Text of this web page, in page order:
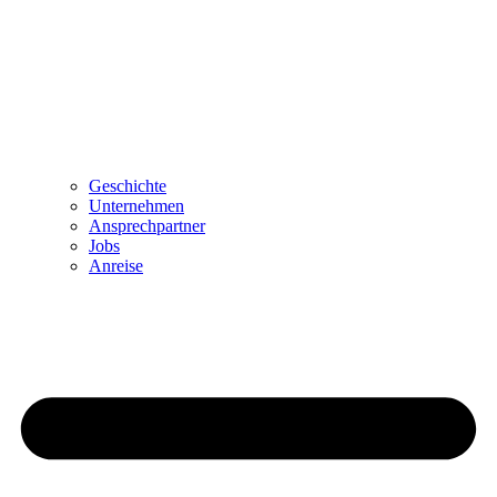
Geschichte
Unternehmen
Ansprechpartner
Jobs
Anreise